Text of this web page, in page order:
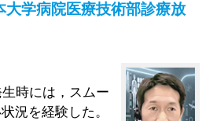
大学病院医療技術部診療放
時には，スムー
況を経験した。